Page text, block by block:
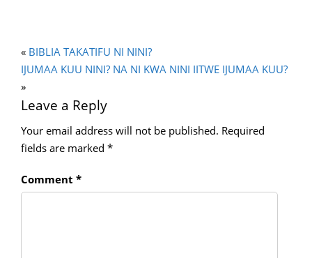
« BIBLIA TAKATIFU NI NINI?
IJUMAA KUU NINI? NA NI KWA NINI IITWE IJUMAA KUU?
»
Leave a Reply
Your email address will not be published. Required
fields are marked *
Comment *